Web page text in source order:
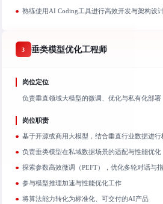
熟练使用AI Coding工具进行高效开发与架构设
3 垂类模型优化工程师
岗位定位
负责垂直领域大模型的微调、优化与私有化部
岗位职责
基于开源或商用大模型，结合垂直行业数据进
负责垂类模型在私域数据场景的适配与性能优化
探索参数高效微调（PEFT），优化多轮对话与
参与模型推理加速与性能优化工作
将算法能力转化为标准化、可交付的AI产品